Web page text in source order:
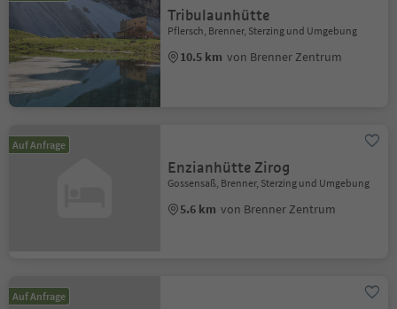
Tribulaunhütte
Pflersch, Brenner, Sterzing und Umgebung
10.5 km von Brenner Zentrum
Auf Anfrage
Enzianhütte Zirog
Gossensaß, Brenner, Sterzing und Umgebung
5.6 km von Brenner Zentrum
Auf Anfrage